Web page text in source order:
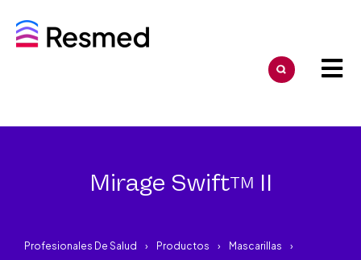
Mirage SwiftTM II
Profesionales De Salud Productos
Mascarillas